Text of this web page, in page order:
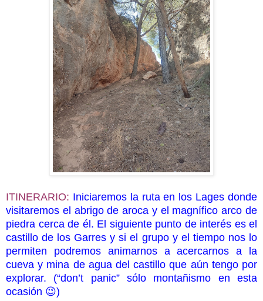
ITINERARIO: Iniciaremos la ruta en los Lages donde
visitaremos el abrigo de aroca y el magnífico arco de
piedra cerca de él. El siguiente punto de interés es el
castillo de los Garres y si el grupo y el tiempo nos lo
permiten podremos animarnos a acercarnos a la
cueva y mina de agua del castillo que aún tengo por
explorar. (“don’t panic” sólo montañismo en esta
ocasión 😉)